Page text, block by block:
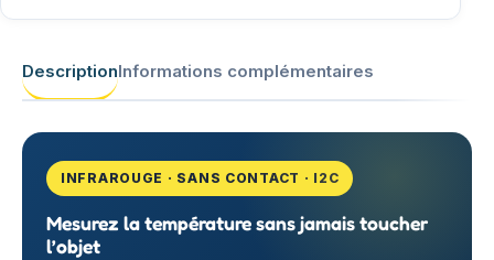
DescriptionInformations complémentaires
INFRAROUGE · SANS CONTACT · I2C
Mesurez la température sans jamais toucher
l’objet